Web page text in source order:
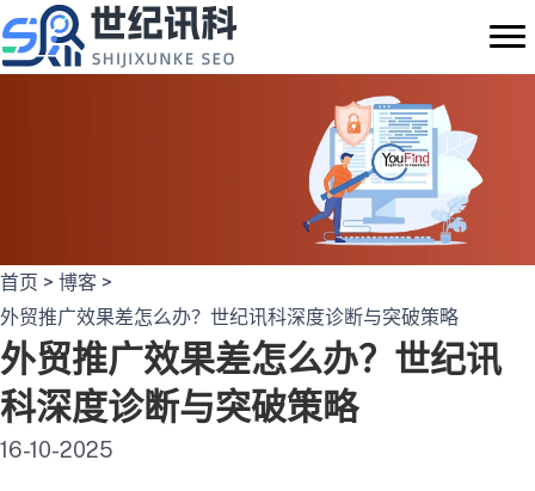
至
内
首页 > 博客 >
外贸推广效果差怎么办？世纪讯科深度诊断与突破策略
外贸推广效果差怎么办？世纪讯
科深度诊断与突破策略
16-10-2025